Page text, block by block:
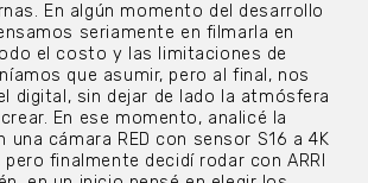
En algún momento del desarrollo
seriamente en filmarla en
el costo y las limitaciones de
que asumir, pero al final, nos
digital, sin dejar de lado la atmósfera
En ese momento, analicé la
una cámara RED con sensor S16 a 4K
finalmente decidí rodar con ARRI